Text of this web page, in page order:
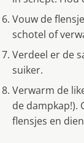
Vouw de
schotel of
Verdeel er de
suiker.
Verwarm de
de dampkap!).
flensjes en